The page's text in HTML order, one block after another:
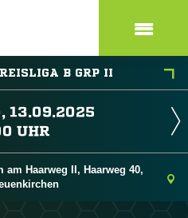
B GRP II

am Haarweg II, Haarweg 40,